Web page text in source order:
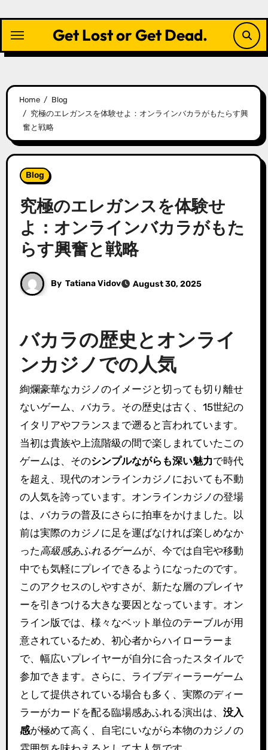
content
Get Lost or Get Dead.
Home
Blog
究極のエレガンスを体験せよ：オンラインバカラがもたらす興
奮と戦略
Blog
究極のエレガンスを体験せ
よ：オンラインバカラがもた
らす興奮と戦略
By Tatiana Vidov August 30, 2025
バカラの歴史とオンライ
ンカジノでの人気
絢爛豪華なカジノのイメージと切っても切り離せ
ないゲーム、バカラ。その歴史は古く、15世紀の
イタリアやフランスまで遡ると言われています。
当初は貴族や上流階級の間で楽しまれていたこの
ゲームは、そのシンプルながらも深い魅力で時代
を超え、現代のオンラインカジノにおいても不動
の人気を誇っています。オンラインカジノの登場
は、バカラの普及にさらに拍車をかけました。以
前は実際のカジノに足を運ばなければ楽しめなか
った高級感あふれるゲームが、今では自宅や移動
中でも気軽にプレイできるようになったのです。
このアクセスのしやすさが、新たな層のプレイヤ
ーを引きつける大きな要因となっています。オン
ライン版では、様々なベット単位のテーブルが用
意されているため、初心者からハイローラーま
で、幅広いプレイヤーが自分に合ったスタイルで
参加できます。さらに、ライブディーラーゲーム
として提供されている場合も多く、実際のディー
ラーがカードを配る臨場感あふれる演出は、 没入
感が極めて高く、自宅にいながら本物のカジノの